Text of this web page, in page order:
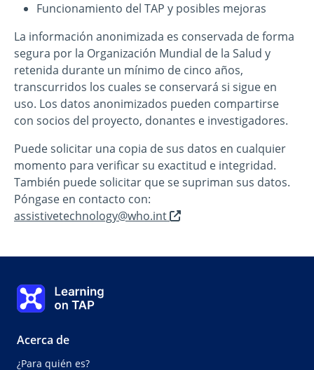
Funcionamiento del TAP y posibles mejoras
La información anonimizada es conservada de forma
segura por la Organización Mundial de la Salud y
retenida durante un mínimo de cinco años,
transcurridos los cuales se conservará si sigue en
uso. Los datos anonimizados pueden compartirse
con socios del proyecto, donantes e investigadores.
Puede solicitar una copia de sus datos en cualquier
momento para verificar su exactitud e integridad.
También puede solicitar que se supriman sus datos.
Póngase en contacto con:
assistivetechnology@who.int
Se
Learning on TAP Inicio
Acerca de
¿Para quién es?